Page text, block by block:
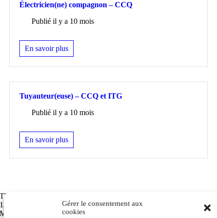
Gérer le consentement aux
cookies
Électricien(ne) compagnon – CCQ
Publié il y a 10 mois
En savoir plus
Tuyauteur(euse) – CCQ et ITG
Publié il y a 10 mois
En savoir plus
Thermotech Combustion
12 250, boul. Albert-Hudon,
Montréal-Nord, Québec, H1G 3K7,